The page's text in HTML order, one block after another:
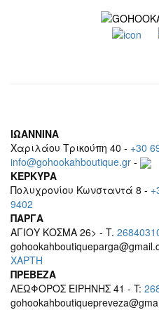
ΙΩΑΝΝΙΝΑ
Χαριλάου Τρικούπη 40 - +30
info@gohookahboutique.gr -
ΚΕΡΚΥΡΑ
Πολυχρονίου Κωνσταντά 8 -
9402
ΠΑΡΓΑ
ΑΓΙΟΥ ΚΟΣΜΑ 26> - T.
ΧΑΡΤΗ
ΠΡΕΒΕΖΑ
ΛΕΩΦΟΡΟΣ ΕΙΡΗΝΗΣ 41 - T: